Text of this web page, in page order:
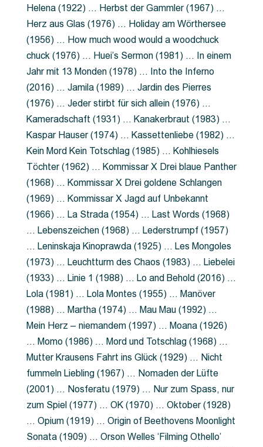
Helena (1922) … Herbst der Gammler (1967) …
Herz aus Glas (1976) … Holiday am Wörthersee
(1956) … How much wood would a woodchuck
chuck (1976) … Huei’s Sermon (1981) … In einem
Jahr mit 13 Monden (1978) … Into the Inferno
(2016) … Jamila (1989) … Jardin des Pierres
(1976) … Jeder stirbt für sich allein (1976) …
Kameradschaft (1931) … Kanakerbraut (1983) …
Kaspar Hauser (1974) … Kassettenliebe (1982) …
Kein Mord Kein Totschlag (1985) … Kohlhiesels
Töchter (1962) … Kommissar X Drei blaue Panther
(1968) … Kommissar X Drei goldene Schlangen
(1969) … Kommissar X Jagd auf Unbekannt
(1966) … La Strada (1954) … Last Words (1968)
… Lebenszeichen (1968) … Lederstrumpf (1957)
… Leninskaja Kinoprawda (1925) … Les Mongoles
(1973) … Leuchtturm des Chaos (1983) … Liebelei
(1933) … Linie 1 (1988) … Lo and Behold (2016) …
Lola (1981) … Lola Montes (1955) … Manöver
(1988) … Martha (1974) … Mau Mau (1992) …
Mein Herz – niemandem (1997) … Moana (1926)
… Momo (1986) … Mord und Totschlag (1968) …
Mutter Krausens Fahrt ins Glück (1929) … Nicht
fummeln Liebling (1967) … Nomaden der Lüfte
(2001) … Nosferatu (1979) … Nur zum Spass, nur
zum Spiel (1977) … OK (1970) … Oktober (1928)
… Opium (1919) … Origin of Beethovens Moonlight
Sonata (1909) … Orson Welles ‘Filming Othello’